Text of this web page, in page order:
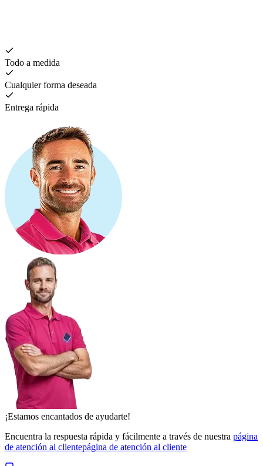
Todo a medida
Cualquier forma deseada
Entrega rápida
¡Estamos encantados de ayudarte!
Encuentra la respuesta rápida y fácilmente a través de nuestra página
de atención al clientepágina de atención al cliente